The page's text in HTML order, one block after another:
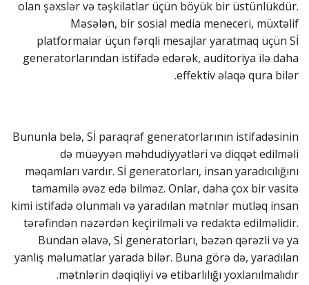
olan şəxslər və təşkilatlar üçün böyük bir üstünlükdür.
Məsələn, bir sosial media meneceri, müxtəlif
platformalar üçün fərqli mesajlar yaratmaq üçün Sİ
generatorlarından istifadə edərək, auditoriya ilə daha
effektiv əlaqə qura bilər.
Bununla belə, Sİ paraqraf generatorlarının istifadəsinin
də müəyyən məhdudiyyətləri və diqqət edilməli
məqamları vardır. Sİ generatorları, insan yaradıcılığını
tamamilə əvəz edə bilməz. Onlar, daha çox bir vasitə
kimi istifadə olunmalı və yaradılan mətnlər mütləq insan
tərəfindən nəzərdən keçirilməli və redaktə edilməlidir.
Bundan əlavə, Sİ generatorları, bəzən qərəzli və ya
yanlış məlumatlar yarada bilər. Buna görə də, yaradılan
mətnlərin dəqiqliyi və etibarlılığı yoxlanılmalıdır.